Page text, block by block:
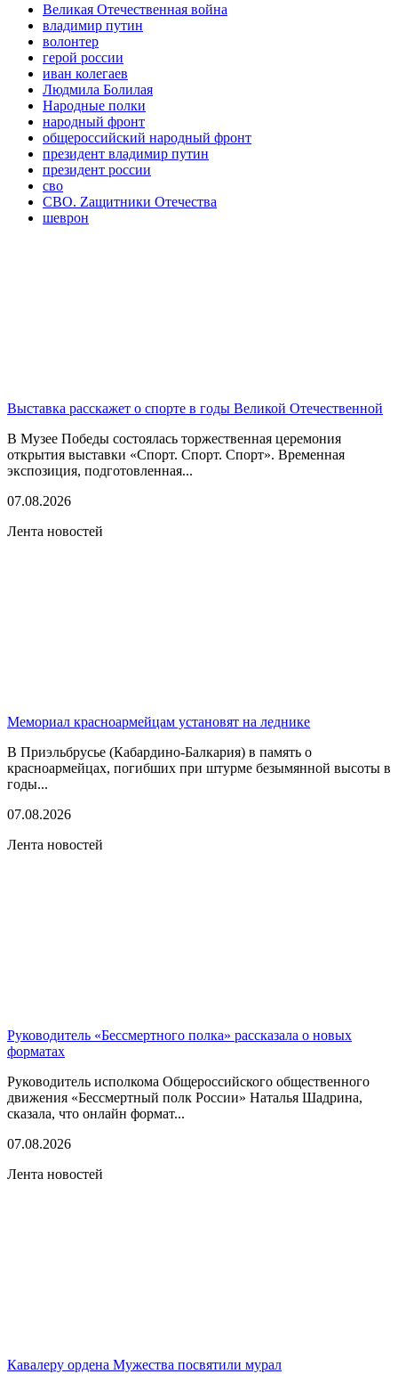
Великая Отечественная война
владимир путин
волонтер
герой россии
иван колегаев
Людмила Болилая
Народные полки
народный фронт
общероссийский народный фронт
президент владимир путин
президент россии
сво
СВО. Zащитники Отечества
шеврон
Выставка расскажет о спорте в годы Великой Отечественной
В Музее Победы состоялась торжественная церемония
открытия выставки «Спорт. Спорт. Спорт». Временная
экспозиция, подготовленная...
07.08.2026
Лента новостей
Мемориал красноармейцам установят на леднике
В Приэльбрусье (Кабардино-Балкария) в память о
красноармейцах, погибших при штурме безымянной высоты в
годы...
07.08.2026
Лента новостей
Руководитель «Бессмертного полка» рассказала о новых
форматах
Руководитель исполкома Общероссийского общественного
движения «Бессмертный полк России» Наталья Шадрина,
сказала, что онлайн формат...
07.08.2026
Лента новостей
Кавалеру ордена Мужества посвятили мурал